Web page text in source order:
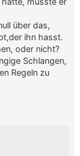
über das,
ihn hasst.
oder nicht?
Schlangen,
Regeln zu